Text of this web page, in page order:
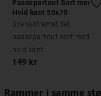
Passepartout Sort med
Hvid kant 50x70
Svenskfremstillet
passepartout sort med
hvid kant
149 kr
Rammer i samme